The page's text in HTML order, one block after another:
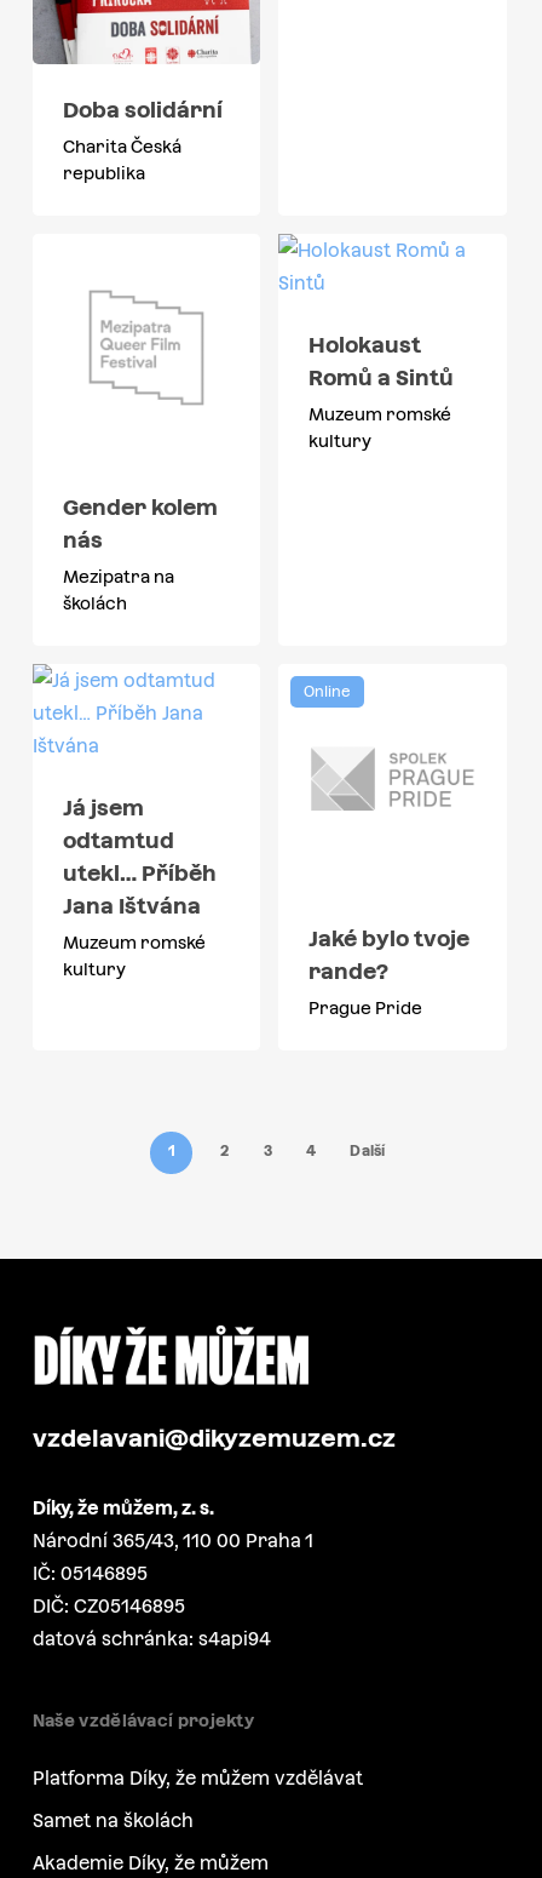
Doba solidární
Charita Česká
republika
Gender kolem
nás
Mezipatra na
školách
Holokaust
Romů a Sintů
Muzeum romské
kultury
Já jsem
odtamtud
utekl… Příběh
Jana Ištvána
Muzeum romské
kultury
Online
Jaké bylo tvoje
rande?
Prague Pride
1 2 3 4 Další
vzdelavani@dikyzemuzem.cz
Díky, že můžem, z. s.
Národní 365/43, 110 00 Praha 1
IČ: 05146895
DIČ: CZ05146895
datová schránka: s4api94
Naše vzdělávací projekty
Platforma Díky, že můžem vzdělávat
Samet na školách
Akademie Díky, že můžem